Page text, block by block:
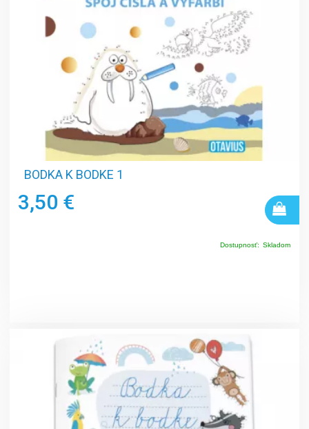
BODKA K BODKE 1
3,50 €
Dostupnosť: Skladom